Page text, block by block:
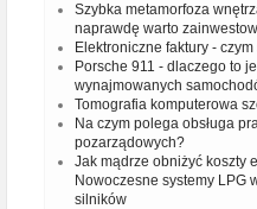
Szybka metamorfoza
naprawdę warto
Elektroniczne faktury -
Porsche 911 - dlaczego to
wynajmowanych
Tomografia komputerowa
Na czym polega obsługa
pozarządowych?
Jak mądrze obniżyć koszty
Nowoczesne systemy LPG
silników